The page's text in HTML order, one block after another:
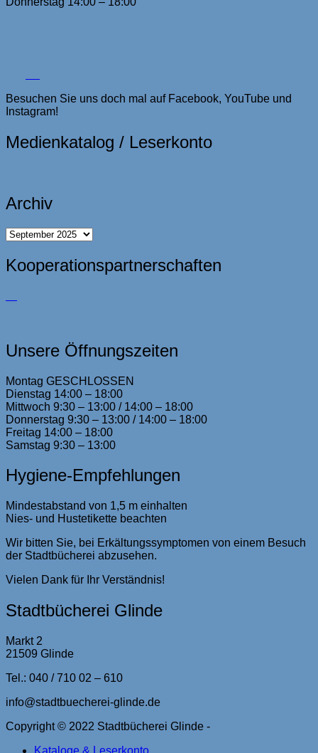
Besuchen Sie uns doch mal auf Facebook, YouTube und
Instagram!
Medienkatalog / Leserkonto
Archiv
Archiv
Kooperationspartnerschaften
Unsere Öffnungszeiten
Montag GESCHLOSSEN
Dienstag 14:00 – 18:00
Mittwoch 9:30 – 13:00 / 14:00 – 18:00
Donnerstag 9:30 – 13:00 / 14:00 – 18:00
Freitag 14:00 – 18:00
Samstag 9:30 – 13:00
Hygiene-Empfehlungen
Mindestabstand von 1,5 m einhalten
Nies- und Hustetikette beachten
Wir bitten Sie, bei Erkältungssymptomen von einem Besuch
der Stadtbücherei abzusehen.
Vielen Dank für Ihr Verständnis!
Stadtbücherei Glinde
Markt 2
21509 Glinde
Tel.: 040 / 710 02 – 610
info@stadtbuecherei-glinde.de
Copyright © 2022 Stadtbücherei Glinde -